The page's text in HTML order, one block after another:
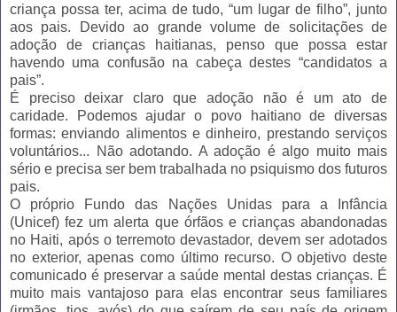
criança possa ter, acima de tudo, “um lugar de filho”, junto
aos pais. Devido ao grande volume de solicitações de
adoção de crianças haitianas, penso que possa estar
havendo uma confusão na cabeça destes “candidatos a
pais”.
É preciso deixar claro que adoção não é um ato de
caridade. Podemos ajudar o povo haitiano de diversas
formas: enviando alimentos e dinheiro, prestando serviços
voluntários... Não adotando. A adoção é algo muito mais
sério e precisa ser bem trabalhada no psiquismo dos futuros
pais.
O próprio Fundo das Nações Unidas para a Infância
(Unicef) fez um alerta que órfãos e crianças abandonadas
no Haiti, após o terremoto devastador, devem ser adotados
no exterior, apenas como último recurso. O objetivo deste
comunicado é preservar a saúde mental destas crianças. É
muito mais vantajoso para elas encontrar seus familiares